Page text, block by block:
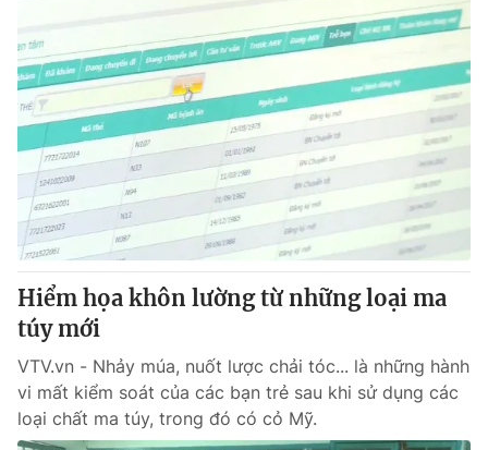
Giải sao mai
Làm đẹp
Chất lượng cuộc sống
Tuyển sinh
Học trực tuyến
Công nghệ
Hitech Công nghệ tương lai
Sản phẩm
Thị trường
Tư vấn
Giao lưu trực tuyến
Lịch phát sóng
Chuyên mục khác
Emagazine
Photo Infographic
Hiểm họa khôn lường từ những loại ma
túy mới
VTV.vn - Nhảy múa, nuốt lược chải tóc... là những hành
vi mất kiểm soát của các bạn trẻ sau khi sử dụng các
loại chất ma túy, trong đó có cỏ Mỹ.